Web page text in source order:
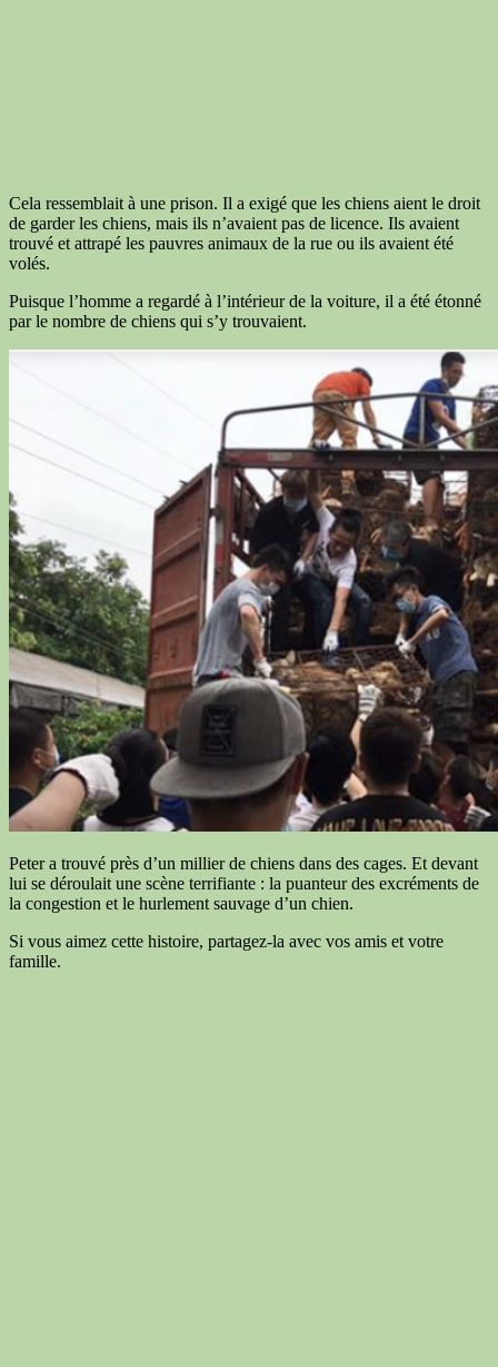
Cela ressemblait à une prison. Il a exigé que les chiens aient le droit
de garder les chiens, mais ils n’avaient pas de licence. Ils avaient
trouvé et attrapé les pauvres animaux de la rue ou ils avaient été
volés.
Puisque l’homme a regardé à l’intérieur de la voiture, il a été étonné
par le nombre de chiens qui s’y trouvaient.
Peter a trouvé près d’un millier de chiens dans des cages. Et devant
lui se déroulait une scène terrifiante : la puanteur des excréments de
la congestion et le hurlement sauvage d’un chien.
Si vous aimez cette histoire, partagez-la avec vos amis et votre
famille.